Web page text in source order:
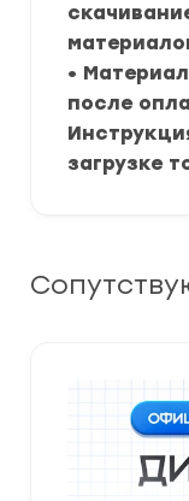
•
после
загрузке